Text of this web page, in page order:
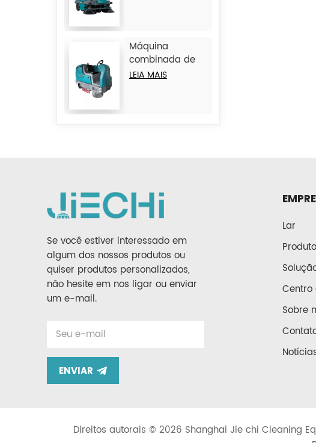
Máquina
combinada de
lavagem e
LEIA MAIS
Se você estiver interessado em
algum dos nossos produtos ou
quiser produtos personalizados,
não hesite em nos ligar ou enviar
um e-mail.
ENVIAR
Lar
Centro
Sobre
Direitos autorais © 2026 Shanghai Jie chi Cleaning